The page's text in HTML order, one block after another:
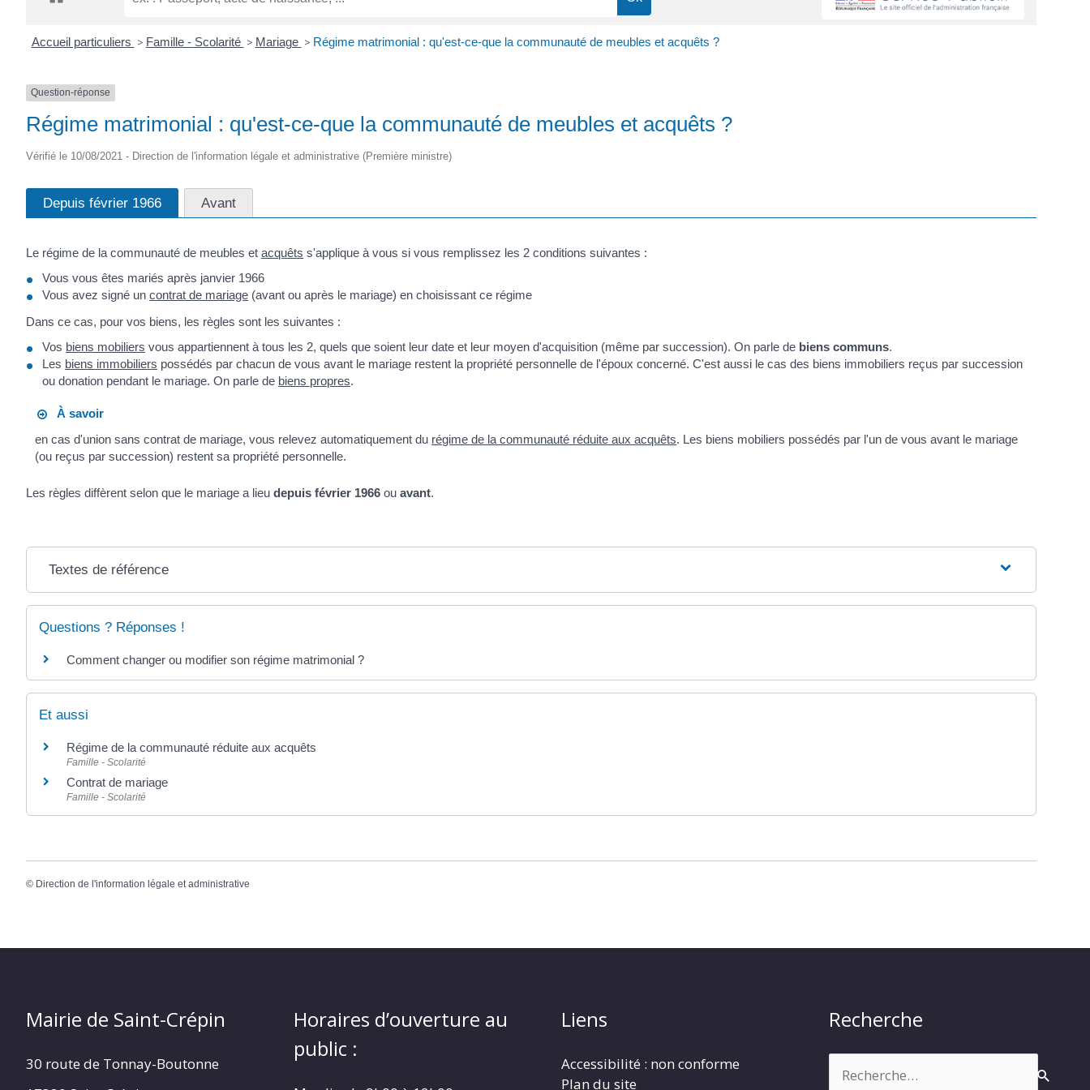
Accueil particuliers > Famille - Scolarité > Mariage > Régime matrimonial : qu'est-ce-que la communauté de meubles et acquêts ?
Question-réponse
Régime matrimonial : qu'est-ce-que la communauté de meubles et acquêts ?
Vérifié le 10/08/2021 - Direction de l'information légale et administrative (Première ministre)
Depuis février 1966 Avant
Le régime de la communauté de meubles et acquêts s'applique à vous si vous remplissez les 2 conditions suivantes :
Vous vous êtes mariés après janvier 1966
Vous avez signé un contrat de mariage (avant ou après le mariage) en choisissant ce régime
Dans ce cas, pour vos biens, les règles sont les suivantes :
Vos biens mobiliers vous appartiennent à tous les 2, quels que soient leur date et leur moyen d'acquisition (même par succession). On parle de biens communs.
Les biens immobiliers possédés par chacun de vous avant le mariage restent la propriété personnelle de l'époux concerné. C'est aussi le cas des biens immobiliers reçus par succession
ou donation pendant le mariage. On parle de biens propres.
À savoir
en cas d'union sans contrat de mariage, vous relevez automatiquement du régime de la communauté réduite aux acquêts. Les biens mobiliers possédés par l'un de vous avant le mariage
(ou reçus par succession) restent sa propriété personnelle.
Les règles diffèrent selon que le mariage a lieu depuis février 1966 ou avant.
Textes de référence
Questions ? Réponses !
Comment changer ou modifier son régime matrimonial ?
Et aussi
Régime de la communauté réduite aux acquêts
Famille - Scolarité
Contrat de mariage
Famille - Scolarité
© Direction de l'information légale et administrative
Mairie de Saint-Crépin
30 route de Tonnay-Boutonne
Horaires d’ouverture au
public :
Liens
Accessibilité : non conforme
Plan du site
Recherche